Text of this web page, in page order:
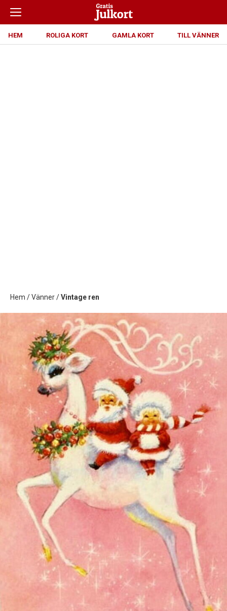
HEM ROLIGA KORT GAMLA KORT TILL VÄNNER
Hem /Vänner/Vintage ren